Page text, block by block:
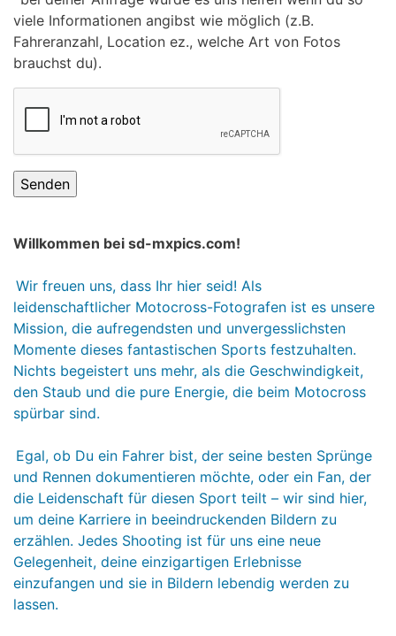
viele Informationen angibst wie möglich (z.B.
Fahreranzahl, Location ez., welche Art von Fotos
brauchst du).
Willkommen bei sd-mxpics.com!
Wir freuen uns, dass Ihr hier seid! Als
leidenschaftlicher Motocross-Fotografen ist es unsere
Mission, die aufregendsten und unvergesslichsten
Momente dieses fantastischen Sports festzuhalten.
Nichts begeistert uns mehr, als die Geschwindigkeit,
den Staub und die pure Energie, die beim Motocross
spürbar sind.
Egal, ob Du ein Fahrer bist, der seine besten Sprünge
und Rennen dokumentieren möchte, oder ein Fan, der
die Leidenschaft für diesen Sport teilt – wir sind hier,
um deine Karriere in beeindruckenden Bildern zu
erzählen. Jedes Shooting ist für uns eine neue
Gelegenheit, deine einzigartigen Erlebnisse
einzufangen und sie in Bildern lebendig werden zu
lassen.